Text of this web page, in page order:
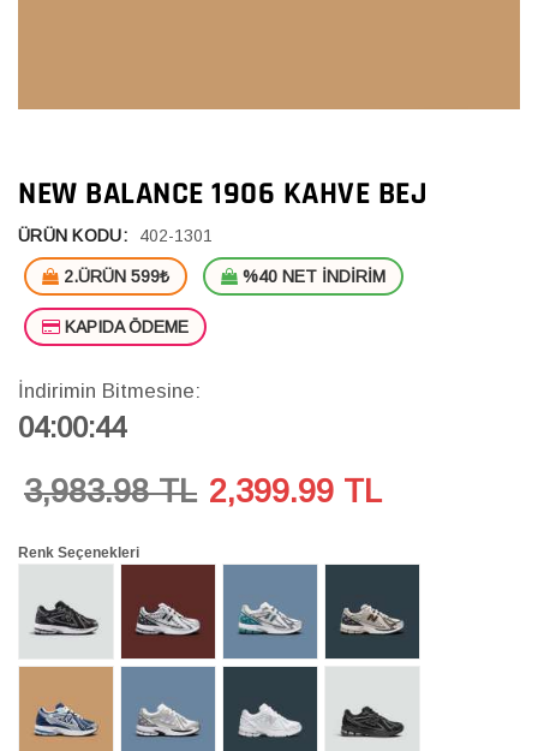
NEW BALANCE 1906 KAHVE BEJ
ÜRÜN KODU: 402-1301
2.ÜRÜN 599₺ %40 NET İNDİRİM
KAPIDA ÖDEME
İndirimin Bitmesine:
04:00:43
3,983.98 TL 2,399.99 TL
Renk Seçenekleri